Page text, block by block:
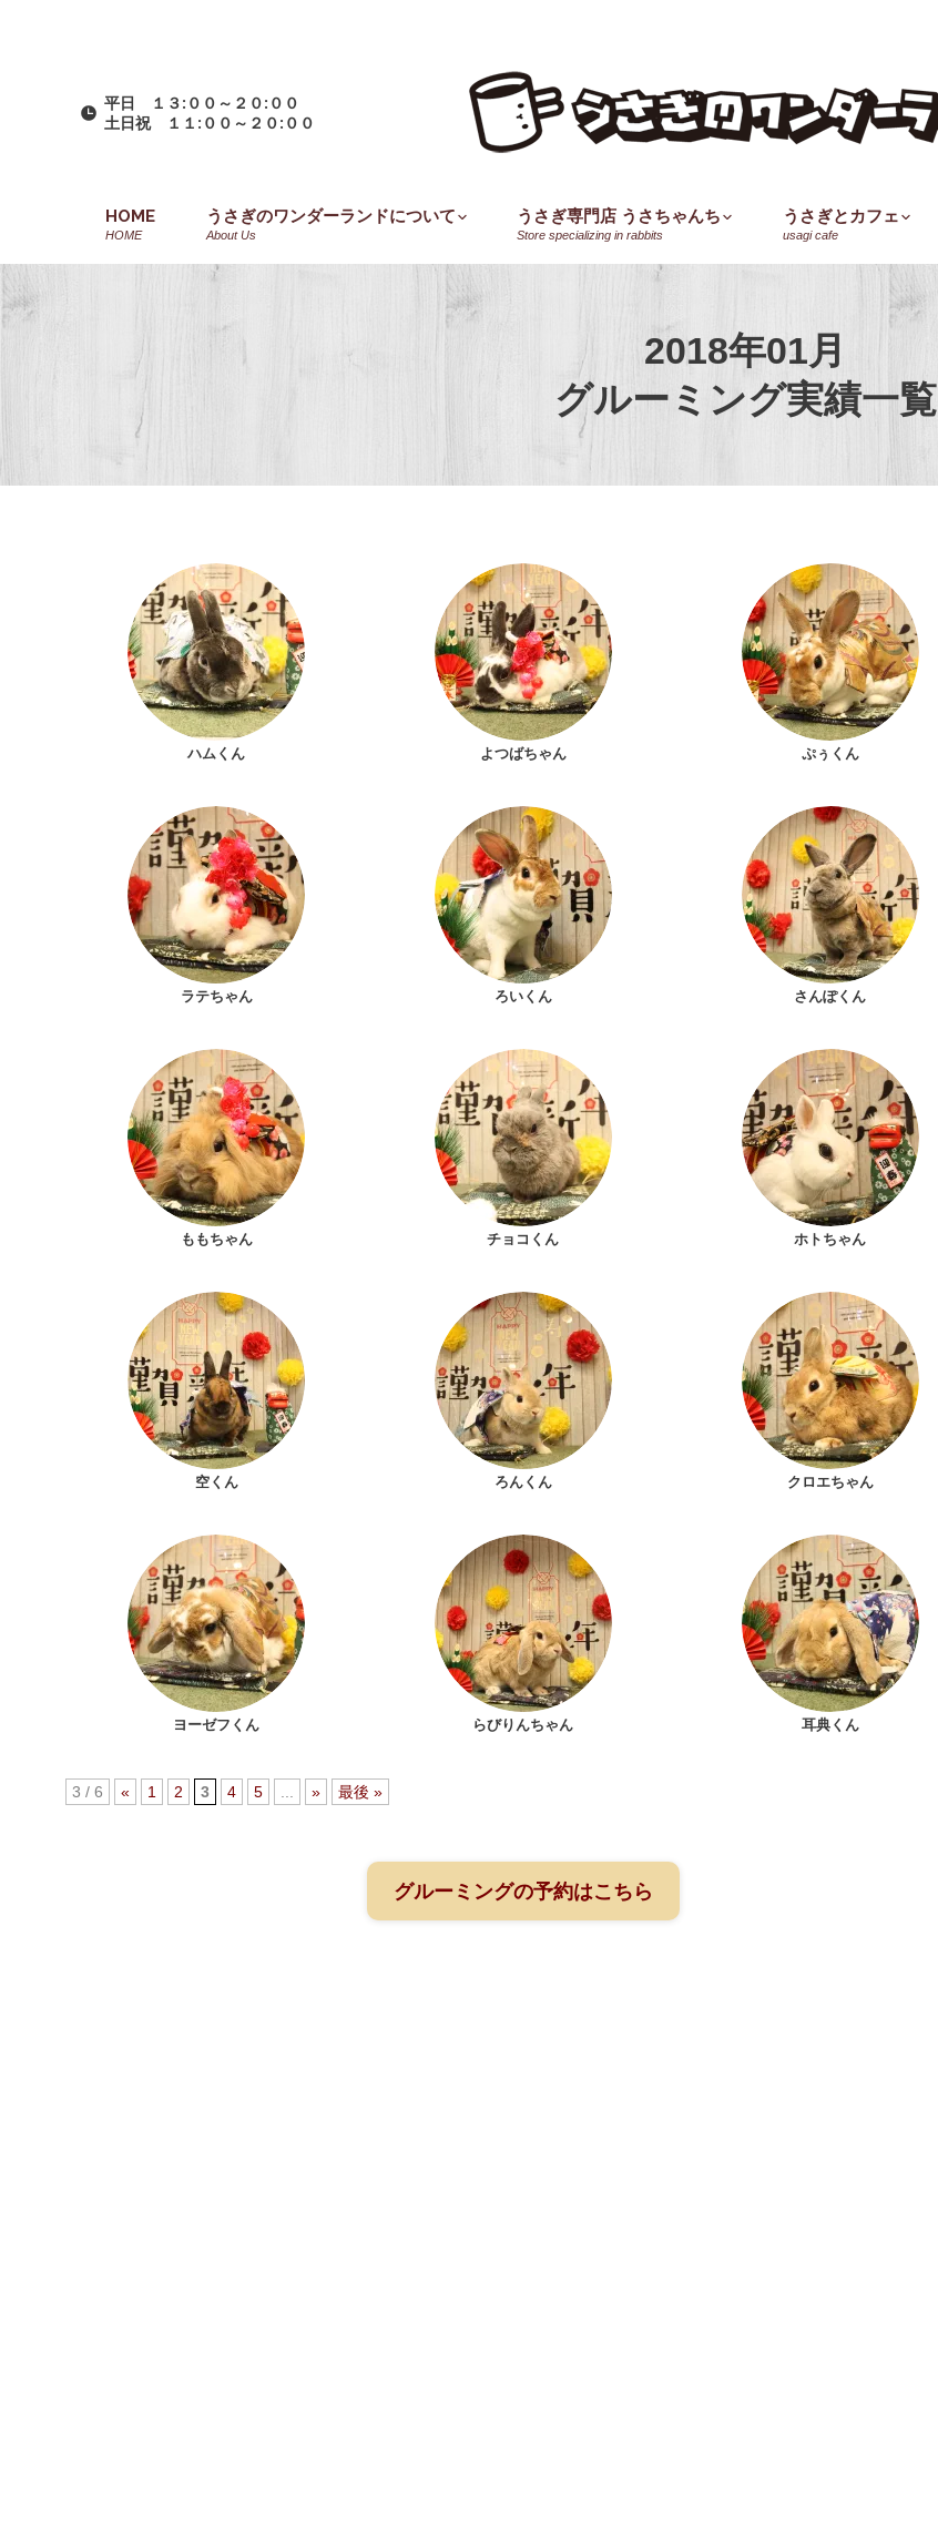
平日 １３:００～２０:００
土日祝 １１:００～２０:００
HOME
HOME
うさぎのワンダーランドについて
About Us
うさぎ専門店 うさちゃんち
Store specializing in rabbits
うさぎとカフェ
usagi cafe
2018年01月
グルーミング実績一覧
ハムくん よつばちゃん ぷぅくん
ラテちゃん ろいくん さんぽくん
ももちゃん チョコくん ホトちゃん
空くん ろんくん クロエちゃん
ヨーゼフくん らびりんちゃん 耳典くん
3 / 6 « 1 2 3 4 5 » 最後 »
グルーミングの予約はこちら